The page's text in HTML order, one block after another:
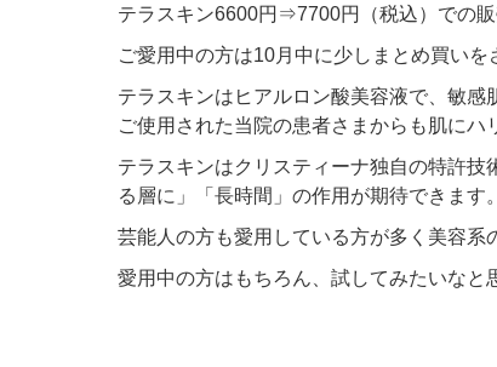
テラスキン6600円⇒7700円（税込）での販
ご愛用中の方は10月中に少しまとめ買いを
テラスキンはヒアルロン酸美容液で、敏感
ご使用された当院の患者さまからも肌にハ
テラスキンはクリスティーナ独自の特許
る層に」「長時間」の作用が期待できます。
芸能人の方も愛用している方が多く美容系
愛用中の方はもちろん、試してみたいなと